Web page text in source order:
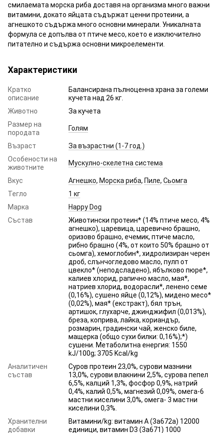
смилаемата морска риба доставя на организма много важни
витамини, докато яйцата съдържат ценни протеини, а
агнешкото съдържа много основни минерали. Уникалната
формула се допълва от птиче месо, което е изключително
питателно и съдържа основни микроелементи.
Характеристики
Кратко
описание
Балансирана пълноценна храна за големи
кучета над 26 кг.
Животно
За кучета
Размер на
породата
Голям
Възраст
За възрастни (1-7 год.)
Особености на
животните
Мускулно-скелетна система
Вкус Агнешко, Морска риба, Пиле, Сьомга
Тегло
1 кг
Марка
Happy Dog
Състав
Животински протеин* (14% птиче месо, 4%
агнешко), царевица, царевично брашно,
оризово брашно, ечемик, птиче масло,
рибно брашно (4%, от които 50% брашно от
сьомга), хемоглобин*, хидролизиран черен
дроб, слънчогледово масло, пулп от
цвекло* (неподсладено), ябълково пюре*,
калиев хлорид, рапично масло, мая*,
натриев хлорид, водорасли*, ленено семе
(0,16%), сушено яйце (0,12%), мидено месо*
(0,02%), мая* (екстракт), бял трън,
артишок, глухарче, джинджифил (0,013%),
бреза, коприва, лайка, кориандър,
розмарин, градински чай, женско биле,
мащерка (общо сухи билки: 0,16%);*)
сушени. Метаболитна енергия: 1550
kJ/100g; 3705 Kcal/kg
Аналитичен
състав
Суров протеин 23,0%, сурови мазнини
13,0%, сурови влакнини 2,5%, сурова пепел
6,5%, калций 1,3%, фосфор 0,9%, натрий
0,4%, калий 0,5%, магнезий 0,09%, омега-6
мастни киселини 3,0%, омега- 3 мастни
киселини 0,3%.
Хранителни
добавки
Витамини/kg: витамин А (3a672a) 12000
единици, витамин D3 (3a671) 1000